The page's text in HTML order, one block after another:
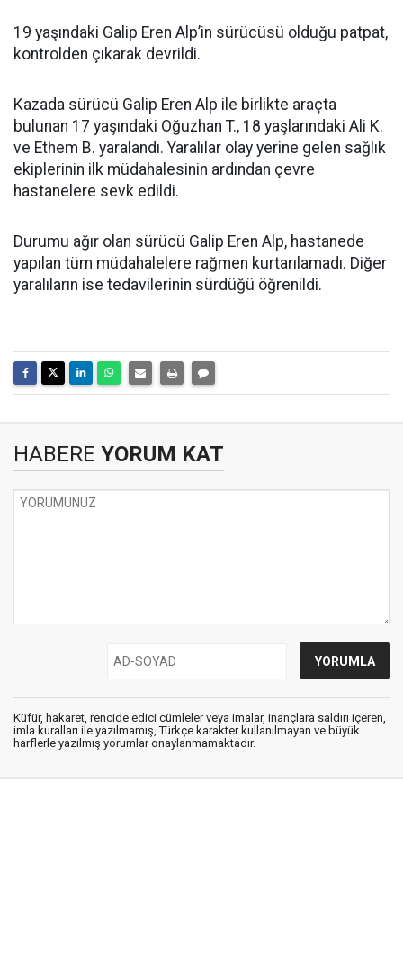
19 yaşındaki Galip Eren Alp’in sürücüsü olduğu patpat,
kontrolden çıkarak devrildi.
Kazada sürücü Galip Eren Alp ile birlikte araçta
bulunan 17 yaşındaki Oğuzhan T., 18 yaşlarındaki Ali K.
ve Ethem B. yaralandı. Yaralılar olay yerine gelen sağlık
ekiplerinin ilk müdahalesinin ardından çevre
hastanelere sevk edildi.
Durumu ağır olan sürücü Galip Eren Alp, hastanede
yapılan tüm müdahalelere rağmen kurtarılamadı. Diğer
yaralıların ise tedavilerinin sürdüğü öğrenildi.
HABERE YORUM KAT
Küfür, hakaret, rencide edici cümleler veya imalar, inançlara saldırı içeren,
imla kuralları ile yazılmamış, Türkçe karakter kullanılmayan ve büyük
harflerle yazılmış yorumlar onaylanmamaktadır.